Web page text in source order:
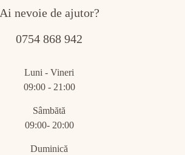
Ai nevoie de ajutor?
0754 868 942
Luni - Vineri
09:00 - 21:00
Sâmbătă
09:00- 20:00
Duminică